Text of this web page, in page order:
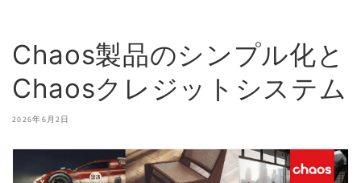
Chaos製品のシンプル化と
Chaosクレジットシステム
2026年6月2日